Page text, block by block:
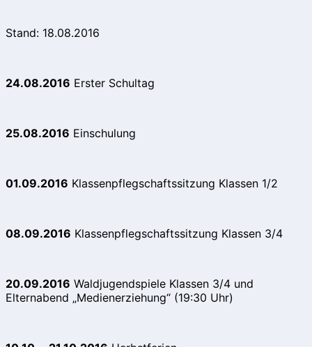
Stand: 18.08.2016
24.08.2016 Erster Schultag
25.08.2016 Einschulung
01.09.2016 Klassenpflegschaftssitzung Klassen 1/2
08.09.2016 Klassenpflegschaftssitzung Klassen 3/4
20.09.2016 Waldjugendspiele Klassen 3/4 und
Elternabend „Medienerziehung“ (19:30 Uhr)